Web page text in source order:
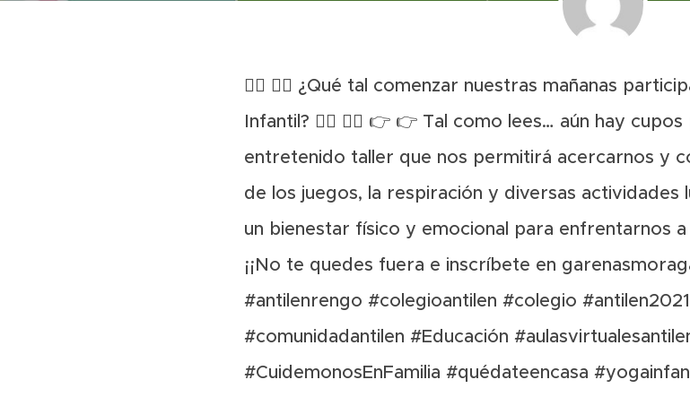
🧘‍♀️ 🧘‍♂️ ¿Qué tal comenzar nuestras mañanas
Infantil? 🧘‍♀️ 🧘‍♂️ 👉 👉 Tal como lees… aún hay
entretenido taller que nos permitirá acercarnos y
de los juegos, la respiración y diversas actividades
un bienestar físico y emocional para enfrentarnos a
¡¡No te quedes fuera e inscríbete en
#antilenrengo #colegioantilen #colegio #antilen2021
#comunidadantilen #Educación
#CuidemonosEnFamilia #quédateencasa